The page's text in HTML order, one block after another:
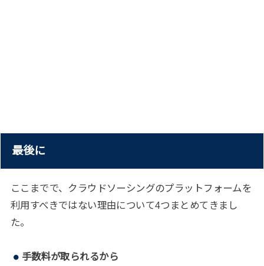
最後に
ここまでで、クラウドソーシングのプラットフォームを
利用すべきではない理由について4つまとめてきまし
た。
手数料が取られるから